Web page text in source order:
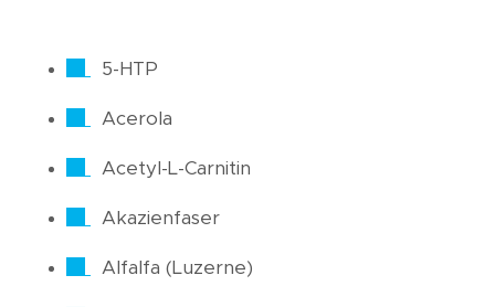
5-HTP
Acerola
Acetyl-L-Carnitin
Akazienfaser
Alfalfa (Luzerne)